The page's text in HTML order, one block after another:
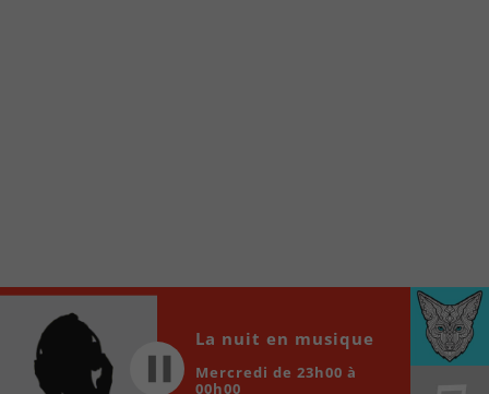
locale vous sont maintenant accessibles en un clic!
Audio
Player
00:00 00:00
La nuit en musique
Mercredi de 23h00 à
00h00